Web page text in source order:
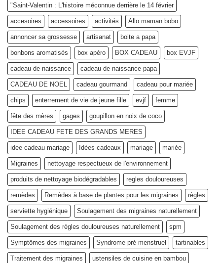
votre
Box
sur
Allo
Maman
!
la
Saint-
Valentin
:
Pourquoi
elle
célébrée
le
14
février
?
"Saint-Valentin : L'histoire méconnue derrière le 14 février
accesoires accessoires activités Allo maman bobo
annoncer sa grossesse artisanat boite a papa
bonbons aromatisés box apéro BOX CADEAU box EVJF
cadeau de naissance cadeau de naissance papa
CADEAU DE NOEL cadeau gourmand cadeau pour mariée
chips enterrement de vie de jeune fille evjf femme
fête des mères gages goupillon en noix de coco
IDEE CADEAU FETE DES GRANDS MERES
idee cadeau mariage Idées cadeaux mariage mariée
Migraines nettoyage respectueux de l'environnement
produits de nettoyage biodégradables regles douloureuses
remèdes Remèdes à base de plantes pour les migraines règles
serviette hygiénique Soulagement des migraines naturellement
Soulagement des règles douloureuses naturellement spm
Symptômes des migraines Syndrome pré menstruel tartinables
Traitement des migraines ustensiles de cuisine en bambou